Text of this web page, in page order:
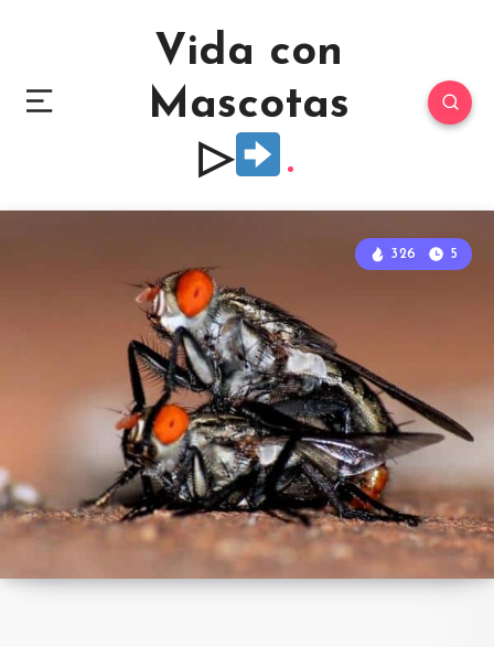
Vida con
Mascotas
▷
326 5